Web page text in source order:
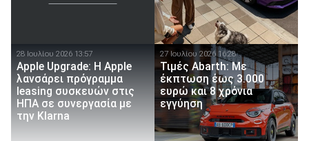
28 Ιουλίου 2026 13:57
Apple Upgrade: Η Apple
λανσάρει πρόγραμμα
leasing συσκευών στις
ΗΠΑ σε συνεργασία με
την Klarna
27 Ιουλίου 2026 16:28
Τιμές Abarth: Με
έκπτωση έως 3.000
ευρώ και 8 χρόνια
εγγύηση